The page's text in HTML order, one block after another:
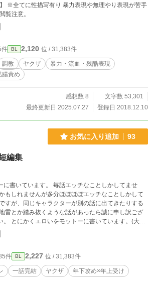
※全てに性描写有り 暴力表現や無理やり表現が苦手
覧注意。
件 BL 2,120 位 / 31,383件
調教 ヤクザ
暴力・流血・残酷表現
腸責め
感想数 8
文字数 53,301
最終更新日 2025.07.27
登録日 2018.12.10
お気に入り追加 93
編集
話エッチなことしかしてませ
もしれませんが多分ほぼほぼエッチなことしかして
すが、同じキャラクターが別の話に出てきたりする
(大事
件 BL 2,227 位 / 31,383件
一話完結 ヤクザ
年下攻め×年上受け